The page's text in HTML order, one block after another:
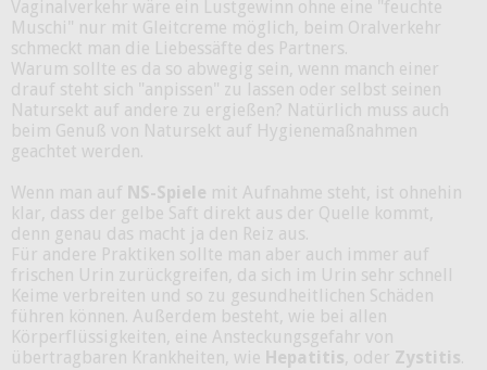
Vaginalverkehr wäre ein Lustgewinn ohne eine "feuchte
Muschi" nur mit Gleitcreme möglich, beim Oralverkehr
schmeckt man die Liebessäfte des Partners.
Warum sollte es da so abwegig sein, wenn manch einer
drauf steht sich "anpissen" zu lassen oder selbst seinen
Natursekt auf andere zu ergießen? Natürlich muss auch
beim Genuß von Natursekt auf Hygienemaßnahmen
geachtet werden.
Wenn man auf NS-Spiele mit Aufnahme steht, ist ohnehin
klar, dass der gelbe Saft direkt aus der Quelle kommt,
denn genau das macht ja den Reiz aus.
Für andere Praktiken sollte man aber auch immer auf
frischen Urin zurückgreifen, da sich im Urin sehr schnell
Keime verbreiten und so zu gesundheitlichen Schäden
führen können. Außerdem besteht, wie bei allen
Körperflüssigkeiten, eine Ansteckungsgefahr von
übertragbaren Krankheiten, wie Hepatitis, oder Zystitis.